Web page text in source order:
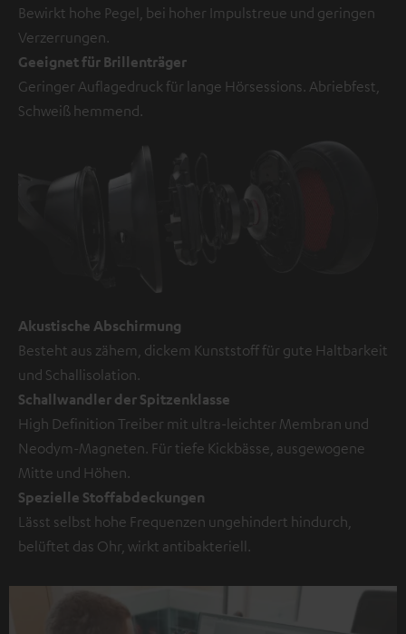
Bewirkt hohe Pegel, bei hoher Impulstreue und geringen
Verzerrungen.
Geeignet für Brillenträger
Geringer Auflagedruck für lange Hörsessions. Abriebfest,
Schweiß hemmend.
Akustische Abschirmung
Besteht aus zähem, dickem Kunststoff für gute Haltbarkeit
und Schallisolation.
Schallwandler der Spitzenklasse
High Definition Treiber mit ultra-leichter Membran und
Neodym-Magneten. Für tiefe Kickbässe, ausgewogene
Mitte und Höhen.
Spezielle Stoffabdeckungen
Lässt selbst hohe Frequenzen ungehindert hindurch,
belüftet das Ohr, wirkt antibakteriell.